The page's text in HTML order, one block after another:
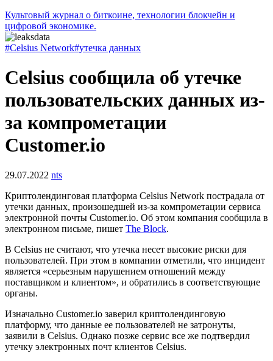
Культовый журнал о биткоине, технологии блокчейн и
цифровой экономике.
#Celsius Network#утечка данных
Celsius сообщила об утечке
пользовательских данных из-
за компрометации
Customer.io
29.07.2022 nts
Криптолендинговая платформа Celsius Network пострадала от
утечки данных, произошедшей из-за компрометации сервиса
электронной почты Customer.io. Об этом компания сообщила в
электронном письме, пишет The Block.
В Celsius не считают, что утечка несет высокие риски для
пользователей. При этом в компании отметили, что инцидент
является «серьезным нарушением отношений между
поставщиком и клиентом», и обратились в соответствующие
органы.
Изначально Customer.io заверил криптолендинговую
платформу, что данные ее пользователей не затронуты,
заявили в Celsius. Однако позже сервис все же подтвердил
утечку электронных почт клиентов Celsius.